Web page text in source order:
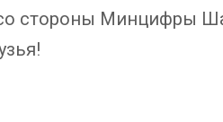
стороны Минцифры